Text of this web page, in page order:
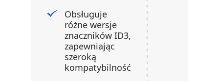
Obsługuje
różne wersje
znaczników ID3,
zapewniając
szeroką
kompatybilność